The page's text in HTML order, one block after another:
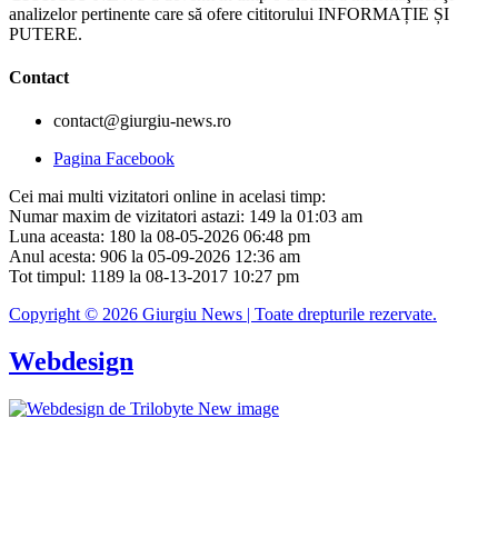
analizelor pertinente care să ofere cititorului INFORMAȚIE ȘI
PUTERE.
Contact
contact@giurgiu-news.ro
Pagina Facebook
Cei mai multi vizitatori online in acelasi timp:
Numar maxim de vizitatori astazi: 149 la 01:03 am
Luna aceasta: 180 la 08-05-2026 06:48 pm
Anul acesta: 906 la 05-09-2026 12:36 am
Tot timpul: 1189 la 08-13-2017 10:27 pm
Copyright © 2026 Giurgiu News | Toate drepturile rezervate.
Webdesign